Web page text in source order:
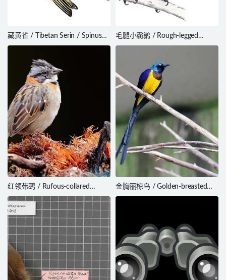
藏黄雀 / Tibetan Serin / Spinus
thibetanus
毛腿小霸鹟 / Rough-legged
Tyrannulet / Phyllomyias
红领带鹀 / Rufous-collared
Sparrow / Zonotrichia capensis
金胸丽椋鸟 / Golden-breasted
Starling / Lamprotornis regius